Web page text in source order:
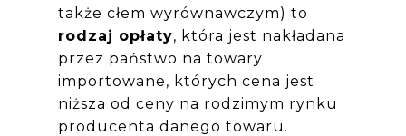
także cłem wyrównawczym) to
rodzaj opłaty, która jest nakładana
przez państwo na towary
importowane, których cena jest
niższa od ceny na rodzimym rynku
producenta danego towaru.